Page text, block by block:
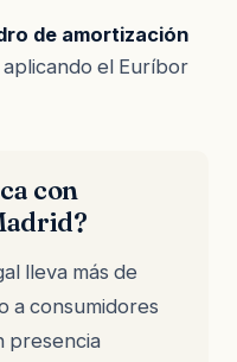
de amortización
el Euríbor
con
lleva más de
a consumidores
presencia